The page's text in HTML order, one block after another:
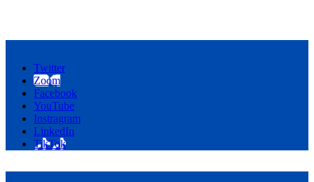
Twitter
Zoom
Facebook
YouTube
Instragram
LinkedIn
TikTok